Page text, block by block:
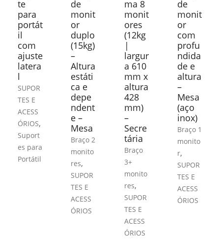
te
para
portát
il
com
ajuste
latera
l
SUPOR
TES E
ACESS
ÓRIOS,
Suport
es para
Portátil
de
monit
or
duplo
(15kg)
–
Altura
estáti
ca e
depe
ndent
e –
Mesa
Braço 2
monito
res,
SUPOR
TES E
ACESS
ÓRIOS
ma 8
monit
ores
(12kg
|
largur
a 610
mm x
altura
428
mm)
–
Secre
tária
Braço
3+
monito
res,
SUPOR
TES E
ACESS
ÓRIOS
de
monit
or
com
profu
ndida
de e
altura
–
Mesa
(aço
inox)
Braço 1
monito
r,
SUPOR
TES E
ACESS
ÓRIOS